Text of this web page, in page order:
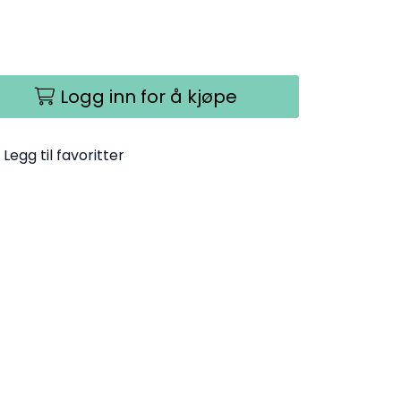
Logg inn for å kjøpe
Legg til favoritter